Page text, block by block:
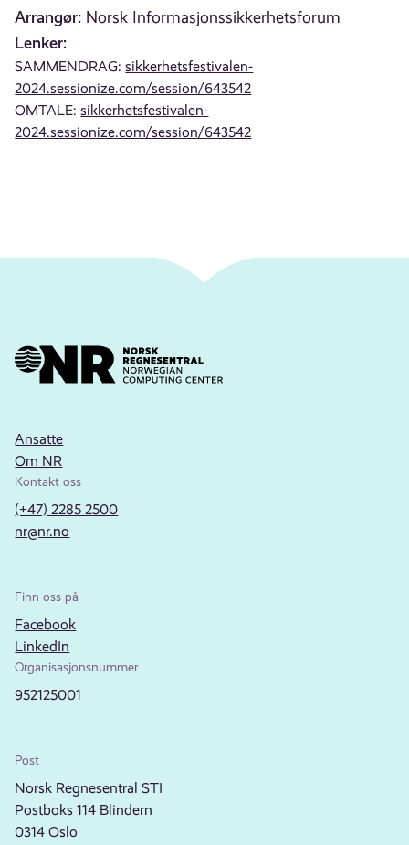
Arrangør: Norsk Informasjonssikkerhetsforum
Lenker:
SAMMENDRAG:sikkerhetsfestivalen-
2024.sessionize.com/session/643542
OMTALE:sikkerhetsfestivalen-
2024.sessionize.com/session/643542
Ansatte
Om NR
Kontakt oss
(+47) 2285 2500
nr@nr.no
Finn oss på
Facebook
LinkedIn
Organisasjonsnummer
952125001
Post
Norsk Regnesentral STI
Postboks 114 Blindern
0314 Oslo